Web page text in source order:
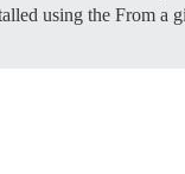
using the From a